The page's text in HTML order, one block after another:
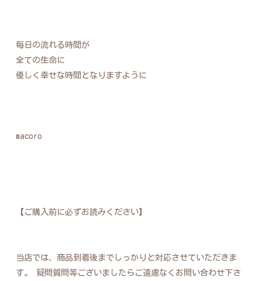
毎日の流れる時間が
全ての生命に
優しく幸せな時間となりますように
macoro
【ご購入前に必ずお読みください】
当店では、商品到着後までしっかりと対応させていただきま
す。 疑問質問等ございましたらご遠慮なくお問い合わせ下さ